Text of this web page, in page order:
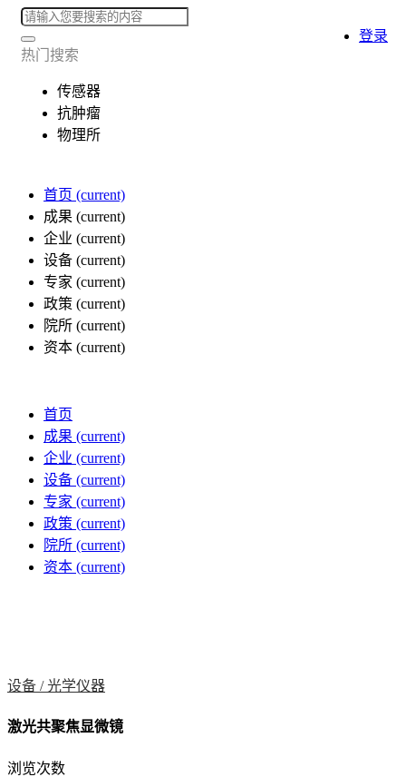
热门搜索
传感器
抗肿瘤
物理所
首页 (current)
成果 (current)
企业 (current)
设备 (current)
专家 (current)
政策 (current)
院所 (current)
资本 (current)
登录
首页
成果 (current)
企业 (current)
设备 (current)
专家 (current)
政策 (current)
院所 (current)
资本 (current)
设备 /光学仪器
激光共聚焦显微镜
浏览次数